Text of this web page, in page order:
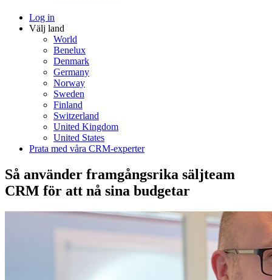
Log in
Välj land
World
Benelux
Denmark
Germany
Norway
Sweden
Finland
Switzerland
United Kingdom
United States
Prata med våra CRM-experter
Så använder framgångsrika säljteam
CRM för att nå sina budgetar